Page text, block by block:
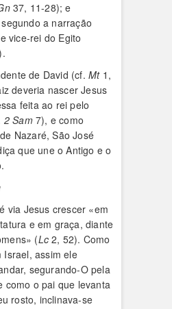
37, 11-28); e
a narração
vice-rei do Egito
de David (cf. Mt1,
deveria nascer Jesus
feita ao rei pelo
2 Sam7), e como
Nazaré, São José
que une o Antigo e o
via Jesus crescer «em
e em graça, diante
(Lc 2, 52). Como
Israel, assim ele
segurando-O pela
como o pai que levanta
rosto, inclinava-se